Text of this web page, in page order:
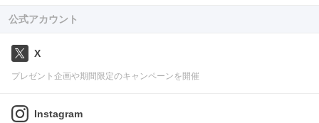
公式アカウント
X
プレゼント企画や期間限定のキャンペーンを開催
Instagram